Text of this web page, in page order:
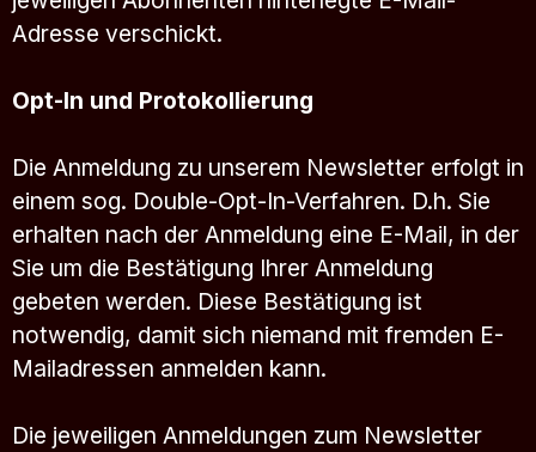
Adresse verschickt.
Opt-In und Protokollierung
Die Anmeldung zu unserem Newsletter erfolgt in
einem sog. Double-Opt-In-Verfahren. D.h. Sie
erhalten nach der Anmeldung eine E-Mail, in der
Sie um die Bestätigung Ihrer Anmeldung
gebeten werden. Diese Bestätigung ist
notwendig, damit sich niemand mit fremden E-
Mailadressen anmelden kann.
Die jeweiligen Anmeldungen zum Newsletter